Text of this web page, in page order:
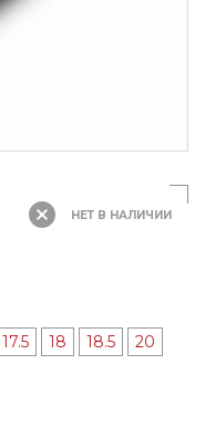
НЕТ В НАЛИЧИИ
17.5 18 18.5
20